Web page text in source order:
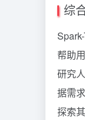
综
帮助
研究
据需
探索